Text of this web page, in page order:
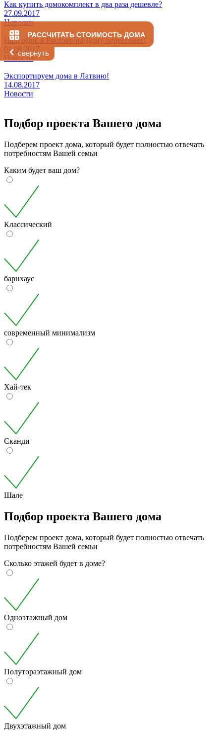
РАССЧИТАТЬ СТОИМОСТЬ ДОМА
свернуть
Как купить домокомплект в два раза дешевле?
27.09.2017
Новости
Наш офис в Ростове-на-Дону переезжает!
01.09.2017
Новости
Экспортируем дома в Латвию!
14.08.2017
Новости
Подбор проекта Вашего дома
Подберем проект дома, который будет полностью отвечать
потребностям Вашей семьи
Каким будет ваш дом?
Классический
барнхаус
современный минимализм
Хай-тек
Сканди
Шале
Подбор проекта Вашего дома
Подберем проект дома, который будет полностью отвечать
потребностям Вашей семьи
Сколько этажей будет в доме?
Одноэтажный дом
Полутораэтажный дом
Двухэтажный дом